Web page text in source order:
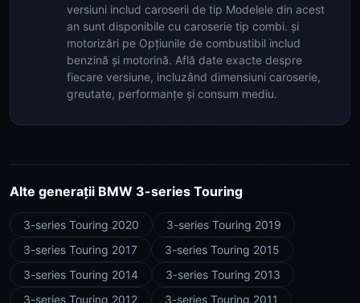
versiuni includ caroserii de tip Modelele din acest
an sunt disponibile cu caroserie tip combi. și
motorizări pe Opțiunile de combustibil includ
benzină și motorină. Află date exacte despre
fiecare versiune, incluzând dimensiuni caroserie,
greutate, performanțe și consum mediu.
Alte generații BMW 3-series Touring
3-series Touring 2020
3-series Touring 2019
3-series Touring 2017
3-series Touring 2015
3-series Touring 2014
3-series Touring 2013
3-series Touring 2012
3-series Touring 2011